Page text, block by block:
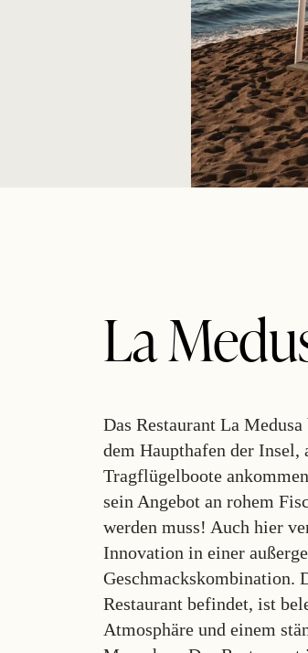
La
Das Restaurant La
dem Haupthafen der Insel,
Tragflügelboote
sein Angebot an rohem
werden muss! Auch hier
Innovation in einer
Geschmackskombination.
Restaurant befindet, ist
Atmosphäre und einem